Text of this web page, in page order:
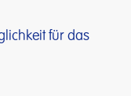
für das